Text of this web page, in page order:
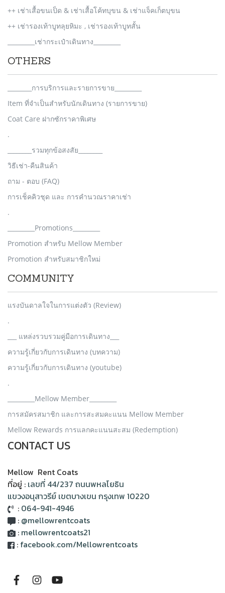
++ เช่าเสื้อขนเป็ด & เช่าเสื้อโค้ทบุขน & เช่าแจ็คเก็ตบุขน
++ เช่ารองเท้าบูทลุยหิมะ , เช่ารองเท้าบูทสั้น
_________เช่ากระเป๋าเดินทาง_________
OTHERS
________การบริการและรายการขาย_________
Item ที่จำเป็นสำหรับนักเดินทาง (รายการขาย)
Coat Care ฝากซักราคาพิเศษ
.
________รวมทุกข้อสงสัย________
วิธีเช่า-คืนสินค้า
ถาม - ตอบ (FAQ)
การเช็คคิวชุด และ การคำนวณราคาเช่า
.
_________Promotions_________
Promotion สำหรับ Mellow Member
Promotion สำหรับสมาชิกใหม่
COMMUNITY
แรงบันดาลใจในการแต่งตัว (Review)
.
___ แหล่งรวบรวมคู่มือการเดินทาง___
ความรู้เกี่ยวกับการเดินทาง (บทความ)
ความรู้เกี่ยวกับการเดินทาง (youtube)
.
_________Mellow Member_________
การสมัครสมาชิก และการสะสมคะแนน Mellow Member
Mellow Rewards การแลกคะแนนสะสม (Redemption)
CONTACT US
Mellow Rent Coats
ที่อยู่ : เลขที่ 44/237 ถนนพหลโยธิน
แขวงอนุสาวรีย์ เขตบางเขน กรุงเทพ 10220
: 064-941-4946
: @mellowrentcoats
: mellowrentcoats21
: facebook.com/Mellowrentcoats